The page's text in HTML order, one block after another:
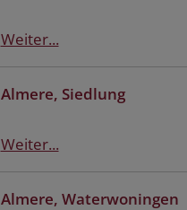
Weiter...
Almere, Siedlung
Weiter...
Almere, Waterwoningen